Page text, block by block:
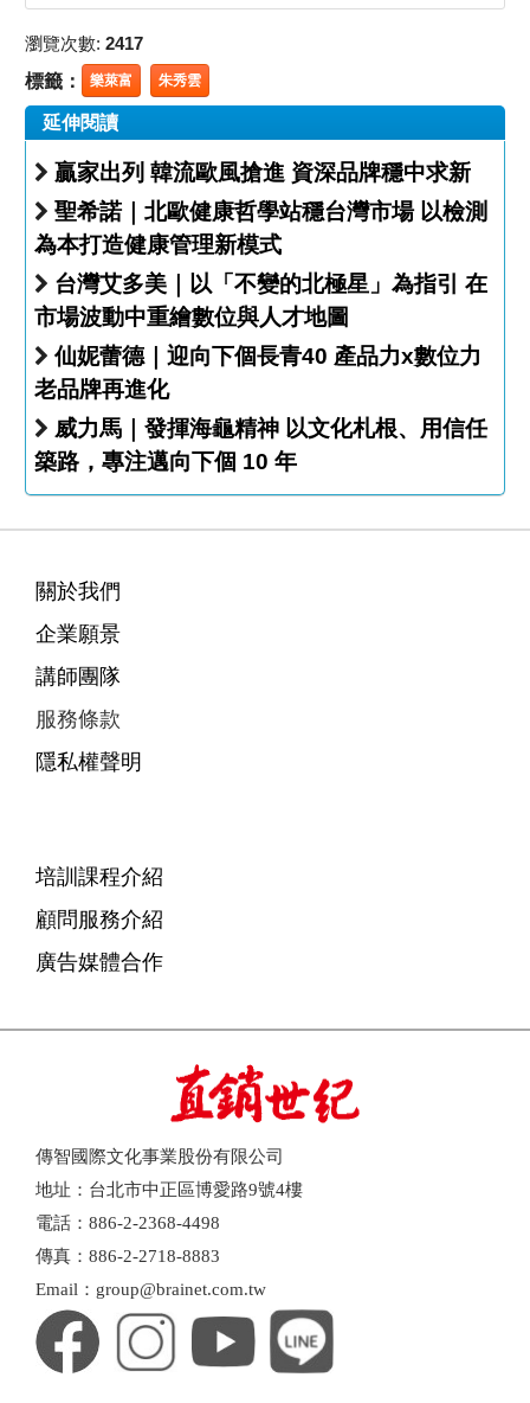
瀏覽次數: 2417
標籤： 樂萊富 朱秀雲
延伸閱讀
贏家出列 韓流歐風搶進 資深品牌穩中求新
聖希諾｜北歐健康哲學站穩台灣市場 以檢測
為本打造健康管理新模式
台灣艾多美｜以「不變的北極星」為指引 在
市場波動中重繪數位與人才地圖
仙妮蕾德｜迎向下個長青40 產品力x數位力
老品牌再進化
威力馬｜發揮海龜精神 以文化札根、用信任
築路，專注邁向下個 10 年
關於我們
企業願景
講師團隊
服務條款
隱私權聲明
培訓課程介紹
顧問服務介紹
廣告媒體合作
傳智國際文化事業股份有限公司
地址：台北市中正區博愛路9號4樓
電話：886-2-2368-4498
傳真：886-2-2718-8883
Email：group@brainet.com.tw